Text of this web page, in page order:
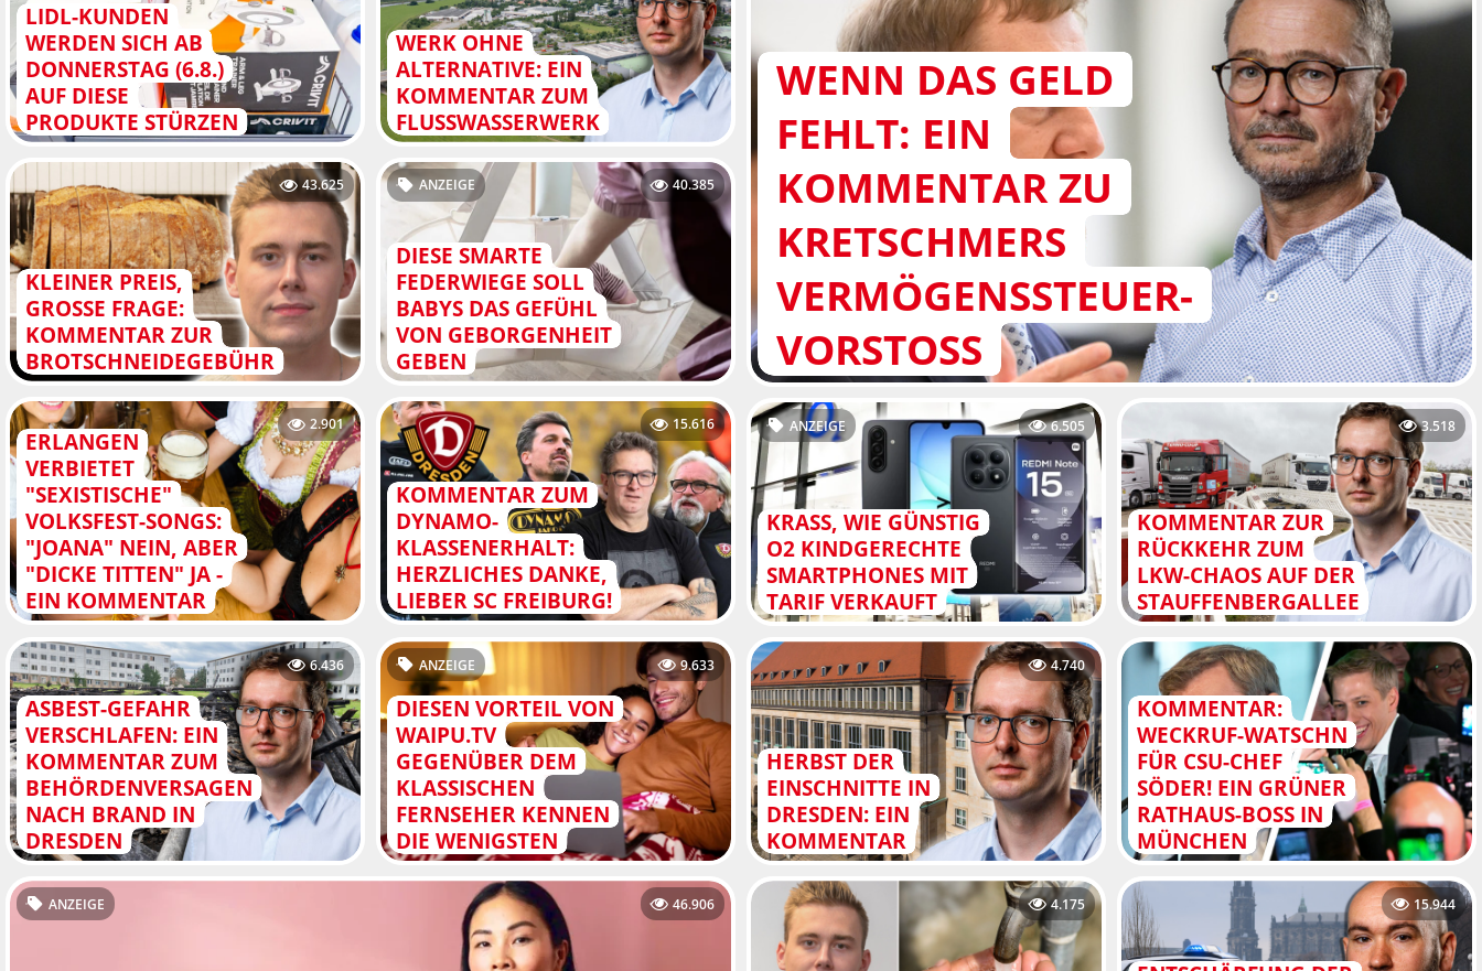
LIDL-KUNDEN
WERDEN SICH AB
DONNERSTAG (6.8.)
AUF DIESE
PRODUKTE STÜRZEN
WERK OHNE
ALTERNATIVE: EIN
KOMMENTAR ZUM
FLUSSWASSERWERK
WENN DAS GELD
FEHLT: EIN
KOMMENTAR ZU
KRETSCHMERS
VERMÖGENSSTEUER-
VORSTOSS
KLEINER PREIS,
GROSSE FRAGE: K
OMMENTAR ZUR B
ROTSCHNEIDEGEBÜHR
43.625
DIESE SMARTE
FEDERWIEGE SOLL
BABYS DAS GEFÜHL
VON GEBORGENHEIT
GEBEN
ANZEIGE 40.385
ERLANGEN
VERBIETET
"SEXISTISCHE"
VOLKSFEST-SONGS:
"JOANA" NEIN, ABER
"DICKE TITTEN" JA -
EIN KOMMENTAR
2.901
KOMMENTAR ZUM
DYNAMO-
KLASSENERHALT:
HERZLICHES DANKE,
LIEBER SC FREIBURG!
15.616
KRASS, WIE GÜNSTIG
O2 KINDGERECHTE
SMARTPHONES MIT
TARIF VERKAUFT
ANZEIGE 6.505
KOMMENTAR ZUR
RÜCKKEHR ZUM
LKW-CHAOS AUF DER
STAUFFENBERGALLEE
3.518
ASBEST-GEFAHR
VERSCHLAFEN: EIN
KOMMENTAR ZUM
BEHÖRDENVERSAGEN
NACH BRAND IN
DRESDEN
6.436
DIESEN VORTEIL VON
WAIPU.TV
GEGENÜBER DEM
KLASSISCHEN
FERNSEHER KENNEN
DIE WENIGSTEN
ANZEIGE 9.633
HERBST DER
EINSCHNITTE IN
DRESDEN: EIN
KOMMENTAR
4.740
KOMMENTAR:
WECKRUF-WATSCHN
FÜR CSU-CHEF
SÖDER! EIN GRÜNER
RATHAUS-BOSS IN
MÜNCHEN
ANZEIGE 46.906 4.175 15.944